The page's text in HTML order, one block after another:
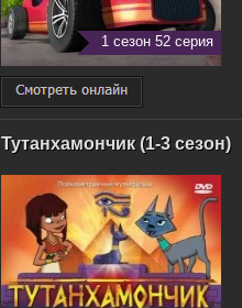
1 сезон 52 серия
Тутанхамончик (1-3 сезон)